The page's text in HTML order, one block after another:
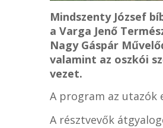
Mindszenty József
a Varga Jenő
Nagy Gáspár
valamint az oszkói
vezet.
A program az utazók
A résztvevők